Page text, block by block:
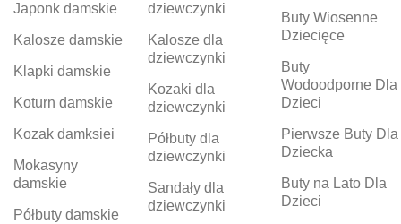
Japonk damskie
Kalosze damskie
Klapki damskie
Koturn damskie
Kozak damksiei
Mokasyny
damskie
Półbuty damskie
dziewczynki
Kalosze dla
dziewczynki
Kozaki dla
dziewczynki
Półbuty dla
dziewczynki
Sandały dla
dziewczynki
Buty Wiosenne
Dziecięce
Buty
Wodoodporne Dla
Dzieci
Pierwsze Buty Dla
Dziecka
Buty na Lato Dla
Dzieci